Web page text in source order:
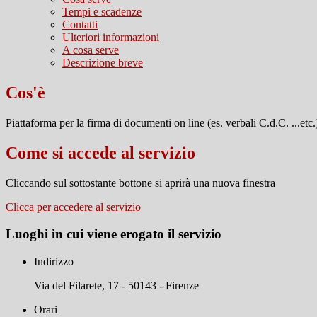
Tempi e scadenze
Contatti
Ulteriori informazioni
A cosa serve
Descrizione breve
Cos'è
Piattaforma per la firma di documenti on line (es. verbali C.d.C.
Come si accede al servizio
Cliccando sul sottostante bottone si aprirà una nuova finestra
Clicca per accedere al servizio
Luoghi in cui viene erogato il servizio
Indirizzo
Via del Filarete, 17 - 50143 - Firenze
Orari